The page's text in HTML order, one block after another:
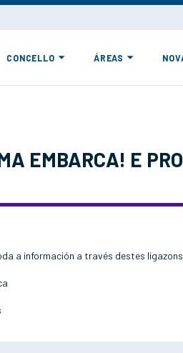
CONCELLO ÁREAS
EMBARCA! E
a información a través destes ligazons